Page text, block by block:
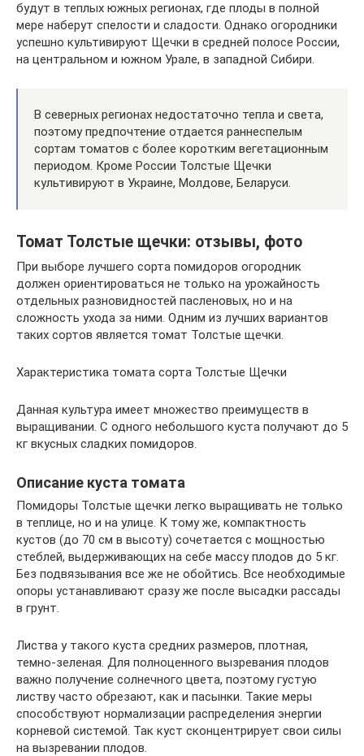
будут в теплых южных регионах, где плоды в полной
мере наберут спелости и сладости. Однако огородники
успешно культивируют Щечки в средней полосе России,
на центральном и южном Урале, в западной Сибири.
В северных регионах недостаточно тепла и света,
поэтому предпочтение отдается раннеспелым
сортам томатов с более коротким вегетационным
периодом. Кроме России Толстые Щечки
культивируют в Украине, Молдове, Беларуси.
Томат Толстые щечки: отзывы, фото
При выборе лучшего сорта помидоров огородник
должен ориентироваться не только на урожайность
отдельных разновидностей пасленовых, но и на
сложность ухода за ними. Одним из лучших вариантов
таких сортов является томат Толстые щечки.
Характеристика томата сорта Толстые Щечки
Данная культура имеет множество преимуществ в
выращивании. С одного небольшого куста получают до 5
кг вкусных сладких помидоров.
Описание куста томата
Помидоры Толстые щечки легко выращивать не только
в теплице, но и на улице. К тому же, компактность
кустов (до 70 см в высоту) сочетается с мощностью
стеблей, выдерживающих на себе массу плодов до 5 кг.
Без подвязывания все же не обойтись. Все необходимые
опоры устанавливают сразу же после высадки рассады
в грунт.
Листва у такого куста средних размеров, плотная,
темно-зеленая. Для полноценного вызревания плодов
важно получение солнечного цвета, поэтому густую
листву часто обрезают, как и пасынки. Такие меры
способствуют нормализации распределения энергии
корневой системой. Так куст сконцентрирует свои силы
на вызревании плодов.